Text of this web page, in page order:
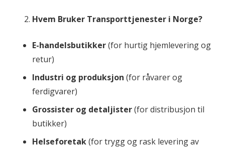
Hvem Bruker Transporttjenester i Norge?
E-handelsbutikker(for hurtig hjemlevering og
retur)
Industri og produksjon (for råvarer og
ferdigvarer)
Grossister og detaljister(for distribusjon til
butikker)
Helseforetak(for trygg og rask levering av